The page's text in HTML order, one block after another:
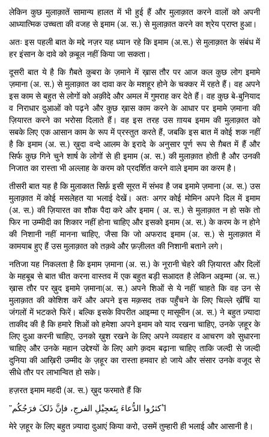
लेकिन कुछ मुलाक़ातें सामान्य हालत में भी हुई हैं और मुलाक़ात करने वालों को अपनी
आध्यात्मिक उच्चता की वजह से इमाम (अ. स.) से मुलाक़ात करने का श्रेय प्राप्त हुआ।
अतः इस पहली बात के मद्दे नज़र यह ध्यान रहे कि इमाम (अ.स.) से मुलाक़ात के संबंध में
हर इंसान के दावे को क़बूल नहीं किया जा सकता।
दूसरी बात ये है कि ग़ैबते कुबरा के ज़माने में ख़ास तौर पर आज कल कुछ लोग इमामे
ज़माना (अ. स.) से मुलाक़ात का दावा कर के मशहूर होने के चक्कर में रहते हैं। वह अपने
इस काम से बहुत से लोगों को अक़ीदे और अमल में गुमराह कर देते हैं। वह कुछ बे-बुनियाद
व निराधार दुआओं को पढ़ने और कुछ ख़ास काम करने के आधार पर इमामे ज़माना की
ज़ियारत करने का भरोसा दिलाते हैं। वह इस तरह उस ग़ायब इमाम की मुलाक़ात को
सबके लिए एक आसान काम के रूप में प्रस्तुत करते हैं, जबकि इस बात में कोई शक नहीं
है कि इमाम (अ. स.) ख़ुदा वन्दे आलम के इरादे के अनुसार पूर्ण रूप से ग़ैबत में हैं और
सिर्फ कुछ गिने चुने शार्ष के लोगों से ही इमाम (अ. स.) की मुलाक़ात होती है और उनकी
निजात का रास्ता भी अल्लाह के करम को प्रदर्शित करने वाले इमाम का करम है।
तीसरी बात यह है कि मुलाकात सिर्फ़ इसी सूरत में संभव है जब इमामे ज़माना (अ. स.) उस
मुलाक़ात में कोई मसलेहत या भलाई देखें। अतः अगर कोई मोमिन अपने दिल में इमाम
(अ. स.) की ज़ियारत का शौक पैदा करे और इमाम ( अ. स.) से मुलाक़ात न हो सके तो
फिर ना उम्मीदी का शिकार नहीं होना चाहिए और इसको इमाम (अ. स.) के करम के न होने
की निशानी नहीं मानना चाहिए, जैसा कि जो अफराद इमाम (अ. स.) से मुलाक़ात में
कामयाब हुए हैं उस मुलाक़ात को तक़वे और फ़ज़ीलत की निशानी बताने लगे।
नतिजा यह निकलता है कि इमाम ज़माना (अ. स.) के नूरानी चेहरे की ज़ियारत और दिलों
के महबूब से बात चीत करना वास्तव में एक बहुत बड़ी सआदत है लेकिन अइम्मा (अ. स.)
ख़ास तौर पर ख़ुद इमामे ज़माना(अ. स.) अपने शिओं से ये नहीं चाहते कि वह उन से
मुलाक़ात की कोशिश करें और अपने इस मक़सद तक पहुँचने के लिए चिल्ले ख़ीँचें या
जंगलों में भटकते फिरें। बल्कि इसके विपरीत आइम्मा ए मासूमीन (अ. स.) ने बहुत ज़्यादा
ताकीद की है कि हमारे शिओं को हमेशा अपने इमाम को याद रखना चाहिए, उनके ज़हूर के
लिए दुआ करनी चाहिए, उनको ख़ुश रखने के लिए अपने व्यवहार व आचरण को सुधारना
चाहिए और उनके महान उद्देश्यों के लिए आगे क़दम बढ़ाना चाहिए ताकि जल्दी से जल्दी
दुनिया की आख़िरी उम्मीद के ज़हूर का रास्ता हमवार हो जाये और संसार उनके वजूद से
सीधे तौर पर लाभान्वित हो सके।
हज़रत इमाम महदी (अ. स.) ख़ुद फरमाते हैं कि
”اٴَکثرُوا الدُّعاءَ بِتَعجِیْلِ الفرجِ، فإنَّ ذَلکَ فرَجُکُم
मेरे ज़हूर के लिए बहुत ज़्यादा दुआएं किया करो, उसमें तुम्हारी ही भलाई और आसानी है।